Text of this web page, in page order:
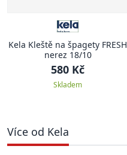
Kela Kleště na špagety FRESH
nerez 18/10
580 Kč
Skladem
Více od Kela